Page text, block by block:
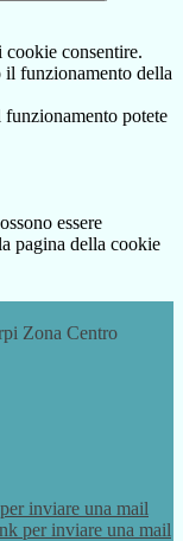
cookie consentire.
il funzionamento della
funzionamento potete
essere
pagina della cookie
Zona Centro
inviare una mail
per inviare una mail